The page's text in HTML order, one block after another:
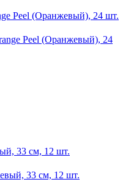
Peel (Оранжевый), 24 шт.
33 см, 12 шт.